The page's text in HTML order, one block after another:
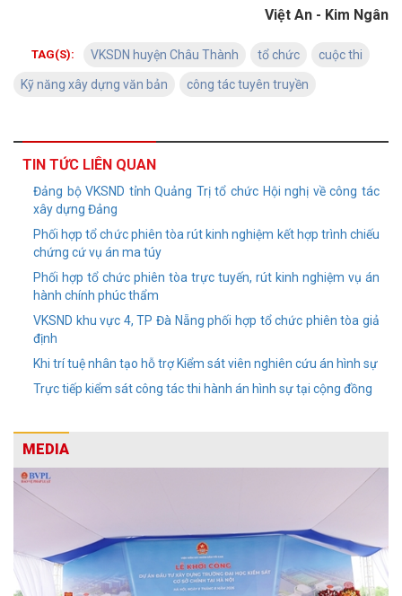
Việt An - Kim Ngân
TAG(S): VKSDN huyện Châu Thành tổ chức cuộc thi
Kỹ năng xây dựng văn bản công tác tuyên truyền
TIN TỨC LIÊN QUAN
Đảng bộ VKSND tỉnh Quảng Trị tổ chức Hội nghị về công tác
xây dựng Đảng
Phối hợp tổ chức phiên tòa rút kinh nghiệm kết hợp trình chiếu
chứng cứ vụ án ma túy
Phối hợp tổ chức phiên tòa trực tuyến, rút kinh nghiệm vụ án
hành chính phúc thẩm
VKSND khu vực 4, TP Đà Nẵng phối hợp tổ chức phiên tòa giả
định
Khi trí tuệ nhân tạo hỗ trợ Kiểm sát viên nghiên cứu án hình sự
Trực tiếp kiểm sát công tác thi hành án hình sự tại cộng đồng
MEDIA